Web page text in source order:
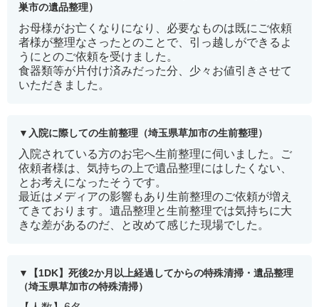
巣市の遺品整理）
お母様がお亡くなりになり、必要なものは既にご依頼
者様が整理なさったとのことで、引っ越しができるよ
うにとのご依頼を受けました。
食器類等が片付け済みだった分、少々お値引きさせて
いただきました。
入院に際しての生前整理（埼玉県草加市の生前整理）
入院されている方のお宅へ生前整理に伺いました。ご
依頼者様は、気持ちの上で遺品整理にはしたくない、
とお考えになったそうです。
最近はメディアの影響もあり生前整理のご依頼が増え
てきております。遺品整理と生前整理では気持ちに大
きな差があるのだ、と改めて感じた現場でした。
【1DK】死後2か月以上経過してからの特殊清掃・遺品整理
（埼玉県草加市の特殊清掃）